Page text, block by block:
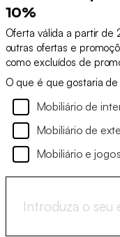
10%
Oferta válida a partir de
outras ofertas e
como excluídos de
O que é que gostaria
Mobiliário de
Mobiliário de
Mobiliário e